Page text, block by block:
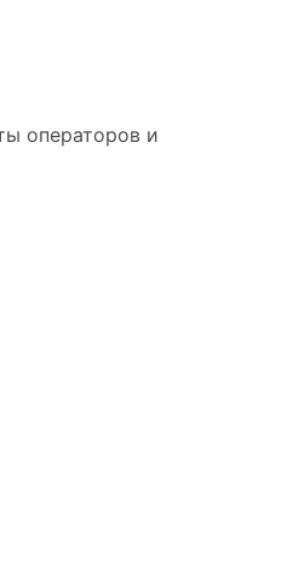
операторов и